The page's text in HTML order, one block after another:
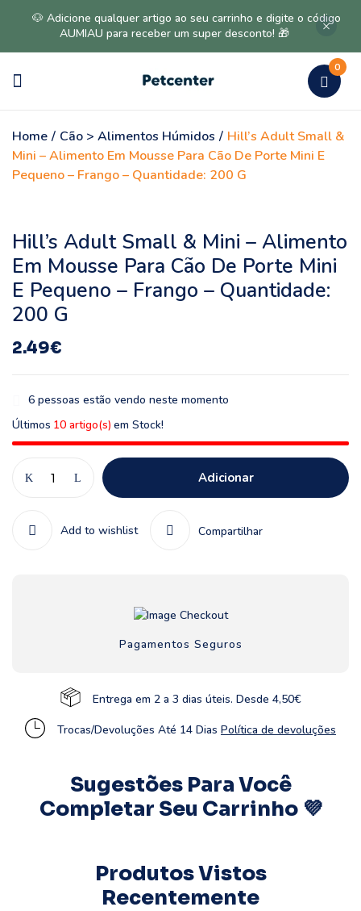
🐶 Adicione qualquer artigo ao seu carrinho e digite o código
AUMIAU para receber um super desconto! 🎁
0
Home / Cão > Alimentos Húmidos / Hill’s Adult Small &
Mini – Alimento Em Mousse Para Cão De Porte Mini E
Pequeno – Frango – Quantidade: 200 G
Hill’s Adult Small & Mini – Alimento
Em Mousse Para Cão De Porte Mini
E Pequeno – Frango – Quantidade:
200 G
2.49€
6 pessoas estão vendo neste momento
Últimos 10 artigo(s) em Stock!
Adicionar
Add to wishlist Compartilhar
Pagamentos Seguros
Entrega em 2 a 3 dias úteis. Desde 4,50€
Trocas/Devoluções Até 14 Dias Política de devoluções
Sugestões Para Você
Completar Seu Carrinho 💜
Produtos Vistos
Recentemente